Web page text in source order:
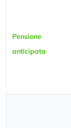
Pensione
anticipata